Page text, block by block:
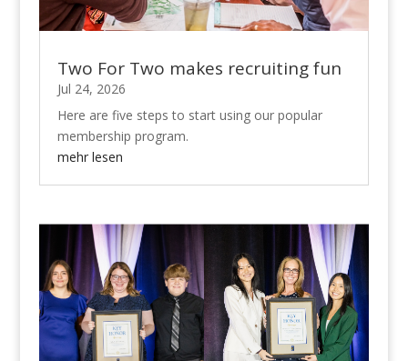
Two For Two makes recruiting fun
Jul 24, 2026
Here are five steps to start using our popular
membership program.
mehr lesen